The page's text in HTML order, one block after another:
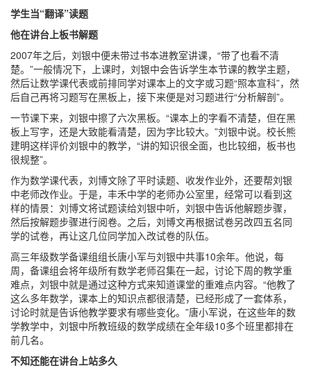
学生当“翻译”读题
他在讲台上板书解题
2007年之后，刘银中便未带过书本进教室讲课，“带了也看不清
楚。”一般情况下，上课时，刘银中会告诉学生本节课的教学主题，
然后让数学课代表或前排同学对课本上的文字或习题“照本宣科”，然
后自己再将习题写在黑板上，接下来便是对习题进行“分析解剖”。
一节课下来，刘银中擦了六次黑板。“课本上的字看不清楚，但在黑
板上写字，还是大致能看清楚，因为字比较大。”刘银中说。校长熊
建明这样评价刘银中的教学，“讲的知识很全面，也比较细，板书也
很规整”。
作为数学课代表，刘博文除了平时读题、收发作业外，还要帮刘银
中老师改作业。于是，丰禾中学的老师办公室里，经常可以看到这
样的情景：刘博文将试题读给刘银中听，刘银中告诉他解题步骤，
然后按解题步骤进行阅卷。之后，刘博文再根据试卷另改四五名同
学的试卷，再让这几位同学加入改试卷的队伍。
高三年级数学备课组组长唐小军与刘银中共事10余年。他说，每
周，备课组会将年级所有数学老师召集在一起，讨论下周的教学重
难点，刘银中就是通过这种方式来知道课堂的重难点内容。“他教了
这么多年数学，课本上的知识点都很清楚，已经形成了一套体系，
讨论时就是告诉他教学要求有哪些变化。”唐小军说，在这些年的数
学教学中，刘银中所教班级的数学成绩在全年级10多个班里都排在
前几名。
不知还能在讲台上站多久